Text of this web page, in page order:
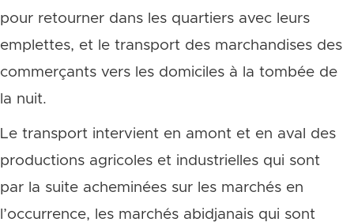
pour retourner dans les quartiers avec leurs
emplettes, et le transport des marchandises des
commerçants vers les domiciles à la tombée de
la nuit.
Le transport intervient en amont et en aval des
productions agricoles et industrielles qui sont
par la suite acheminées sur les marchés en
l’occurrence, les marchés abidjanais qui sont